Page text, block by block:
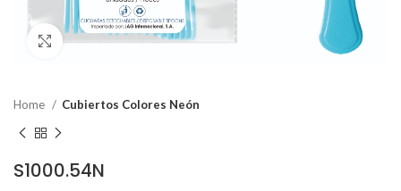
Click to enlarge
Home Cubiertos Colores Neón
S1000.54N